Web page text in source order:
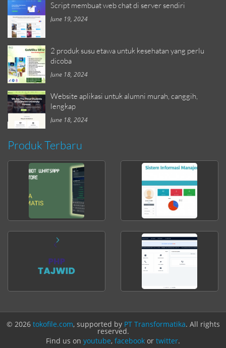
Script membuat web chat di server sendiri
June 19, 2024
2 produk susu etawa untuk kesehatan yang perlu
dicoba
June 18, 2024
Website aplikasi untuk alumni murah, canggih,
lengkap
June 18, 2024
Produk Terbaru
© 2026 tokofile.com, supported by PT Transformatika. All rights
reserved.
Find us on youtube, facebook or twitter.